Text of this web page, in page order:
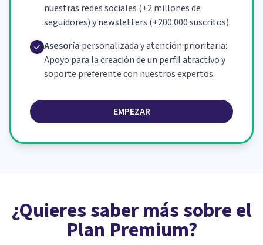
nuestras redes sociales (+2 millones de
seguidores) y newsletters (+200.000 suscritos).
Asesoría personalizada y atención prioritaria:
Apoyo para la creación de un perfil atractivo y
soporte preferente con nuestros expertos.
EMPEZAR
¿Quieres saber más sobre el
Plan Premium?